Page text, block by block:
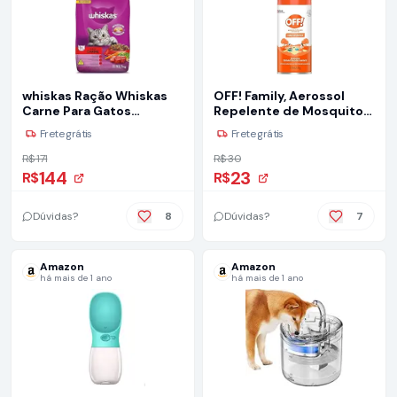
whiskas Ração Whiskas
Carne Para Gatos
Adultos 10 1 Kg
Frete grátis
R$ 171
R$144
Dúvidas? 8
OFF! Family, Aerossol
Repelente de Mosquitos
e Insetos, Nova
embalagem, Até 6h de
proteção, Não Oleoso,
Testado
dermatologicamente,
Frete grátis
R$ 30
R$23
Dúvidas? 7
Amazon
há mais de 1 ano
Amazon
há mais de 1 ano